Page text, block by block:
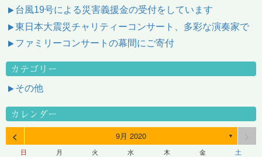
台風19号による災害義援金の受付をしています
東日本大震災チャリティーコンサート、多彩な演奏家で
ファミリーコンサートの幕間にご寄付
カテゴリー
その他
カレンダー
< 9月 2020 ▼
日 月 火 水 木 金 土